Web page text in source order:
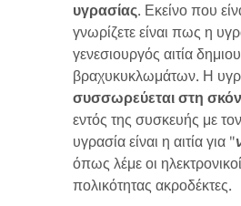
υγρασίας. Εκείνο που
γνωρίζετε είναι πως η
γενεσιουργός αιτία
βραχυκυκλωμάτων. Η
συσσωρεύεται στη
εντός της συσκευής με
υγρασία είναι η αιτία για "
όπως λέμε οι
πολικότητας ακροδέκτες.